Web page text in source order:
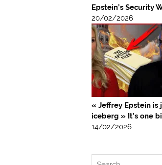
Epstein’s Security
20/02/2026
« Jeffrey Epstein
iceberg » It’s one
14/02/2026